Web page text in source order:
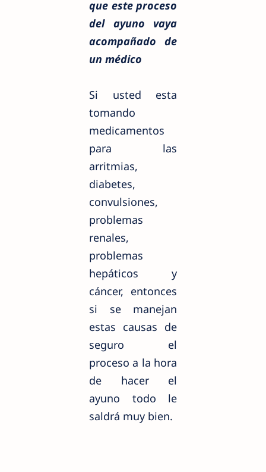
que este proceso
del ayuno vaya
acompañado de
un médico
Si usted esta
tomando
medicamentos
para las
arritmias,
diabetes,
convulsiones,
problemas
renales,
problemas
hepáticos y
cáncer, entonces
si se manejan
estas causas de
seguro el
proceso a la hora
de hacer el
ayuno todo le
saldrá muy bien.